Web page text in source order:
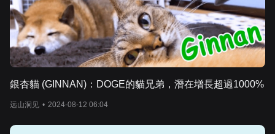
銀杏貓 (GINNAN)：DOGE的貓兄弟，潛在增長超過1000%
远山洞见 • 2024-08-12 06:04